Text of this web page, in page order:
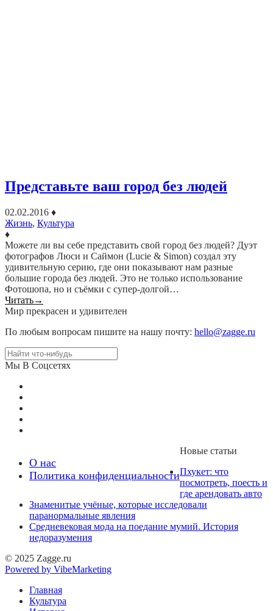
Представьте ваш город без людей
02.02.2016 ♦
Жизнь, Культура
♦
Можете ли вы себе представить свой город без людей? Дуэт
фотографов Люси и Саймон (Lucie & Simon) создал эту
удивительную серию, где они показывают нам разные
большие города без людей. Это не только использование
Фотошопа, но и съёмки с супер-долгой…
Читать→
Мир прекрасен и удивителен
По любым вопросам пишите на нашу почту: hello@zagge.ru
Мы В Соцсетях
О нас
Политика конфиденциальности
Новые статьи
Пхукет: что
посмотреть, поесть и
где арендовать авто
Знаменитые учёные, которые исследовали
паранормальные явления
Средневековая мода на поедание мумий. История
недоразумения
© 2025 Zagge.ru
Powered by VibeMarketing
Главная
Культура